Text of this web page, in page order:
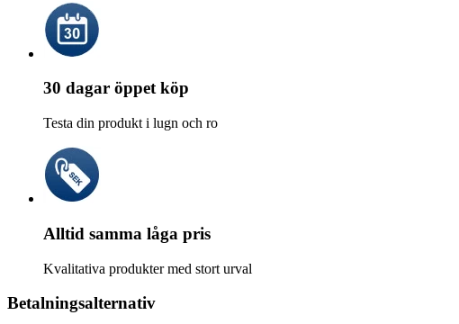
30 dagar öppet köp
Testa din produkt i lugn och ro
Alltid samma låga pris
Kvalitativa produkter med stort urval
Betalningsalternativ